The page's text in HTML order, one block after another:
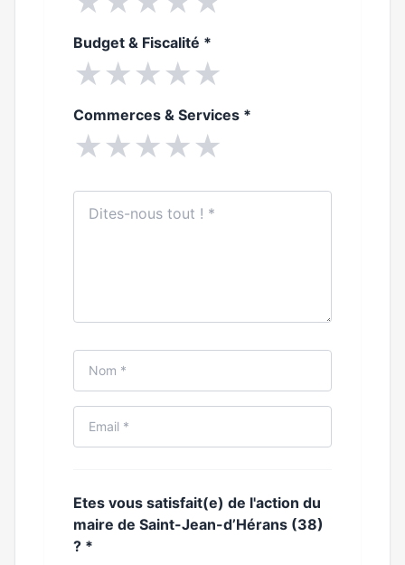
Budget & Fiscalité *
★★★★★
Commerces & Services *
★★★★★
Etes vous satisfait(e) de l'action du
maire de Saint-Jean-d’Hérans (38)
? *